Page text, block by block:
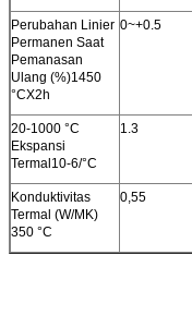
Perubahan Linier
Permanen Saat
Pemanasan
Ulang (%)1450
°CX2h
0~+0.5
20-1000 °C
Ekspansi
Termal10-6/°C
1.3
Konduktivitas
Termal (W/MK)
350 °C
0,55